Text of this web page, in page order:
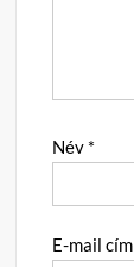
Név *
E-mail cím